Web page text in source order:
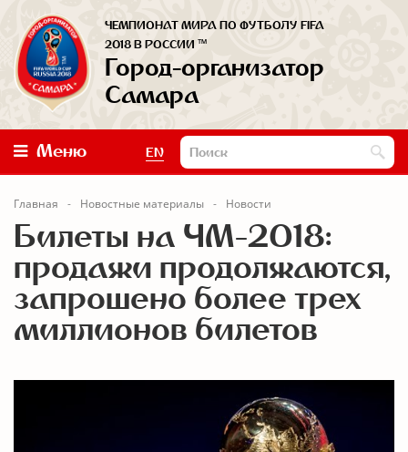
ЧЕМПИОНАТ МИРА ПО ФУТБОЛУ FIFA
2018 В РОССИИ ™
Город-организатор
Самара
Меню EN
Главная Новостные материалы Новости
Билеты на ЧМ-2018:
продажи продолжаются,
запрошено более трех
миллионов билетов